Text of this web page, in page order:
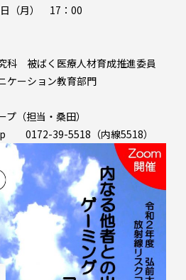
（月） 17：00
科 被ばく医療人材育成推進委員
ーション教育部門
（担当・桑田）
0172-39-5518（内線5518）